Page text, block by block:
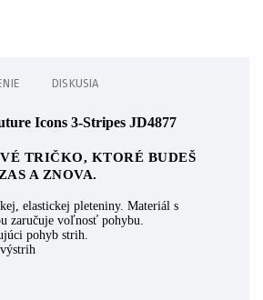
DISKUSIA
Icons 3-Stripes JD4877
TRIČKO, KTORÉ BUDEŠ
A ZNOVA.
elastickej pleteniny. Materiál s
zaručuje voľnosť pohybu.
pohyb strih.